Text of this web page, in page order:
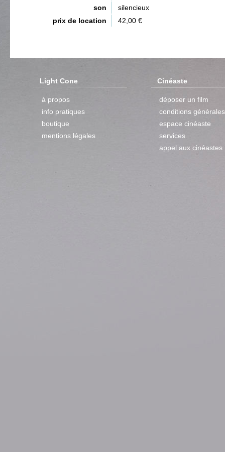
son
silencieux
prix de location
42,00 €
Light Cone
à propos
info pratiques
boutique
mentions légales
Cinéaste
déposer un film
conditions générales
espace cinéaste
services
appel aux cinéastes